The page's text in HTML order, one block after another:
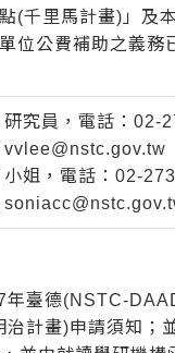
(千里馬計畫)」及
位公費補助之義務
究員，電話：02-
vvlee@nstc.gov.tw
小姐，電話：02-
年臺德(NSTC-
治計畫)申請須知；